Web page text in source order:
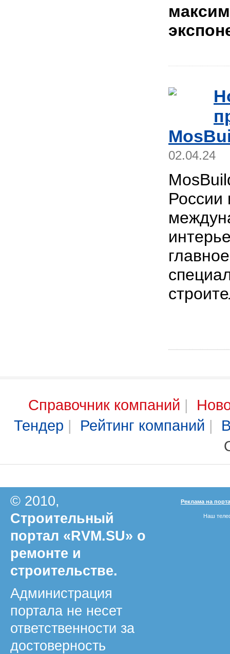
02.04.24
России
Справочник компаний |
Тендер | Рейтинг компаний |
© 2010,
Строительный
портал «RVM.SU» о
ремонте и
строительстве.
Администрация
портала не несет
ответственности за
достоверность
Реклама на
Наш